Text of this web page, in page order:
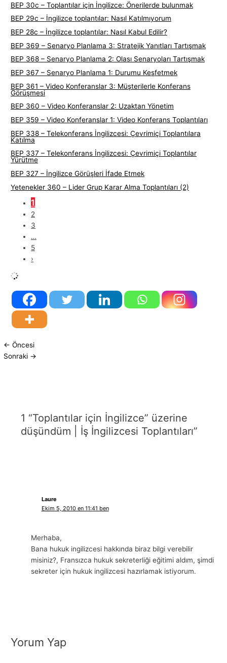
BEP 30c – Toplantılar için İngilizce: Önerilerde bulunmak
BEP 29c – İngilizce toplantılar: Nasıl Katılmıyorum
BEP 28c – İngilizce toplantılar: Nasıl Kabul Edilir?
BEP 369 – Senaryo Planlama 3: Stratejik Yanıtları Tartışmak
BEP 368 – Senaryo Planlama 2: Olası Senaryoları Tartışmak
BEP 367 – Senaryo Planlama 1: Durumu Keşfetmek
BEP 361 – Video Konferanslar 3: Müşterilerle Konferans
Görüşmesi
BEP 360 – Video Konferanslar 2: Uzaktan Yönetim
BEP 359 – Video Konferanslar 1: Video Konferans Toplantıları
BEP 338 – Telekonferans İngilizcesi: Çevrimiçi Toplantılara
Katılma
BEP 337 – Telekonferans İngilizcesi: Çevrimiçi Toplantılar
Yürütme
BEP 327 – İngilizce Görüşleri İfade Etmek
Yetenekler 360 – Lider Grup Karar Alma Toplantıları (2)
1
2
3
…
5
›
← Öncesi
Sonraki →
1 “Toplantılar için İngilizce” üzerine
düşündüm | İş İngilizcesi Toplantıları”
Laure
Ekim 5, 2010 en 11:41 ben
Merhaba,
Bana hukuk ingilizcesi hakkında biraz bilgi verebilir
misiniz?, Fransızca hukuk sekreterliği eğitimi aldım, şimdi
sekreter için hukuk ingilizcesi hazırlamak istiyorum.
Yorum Yap